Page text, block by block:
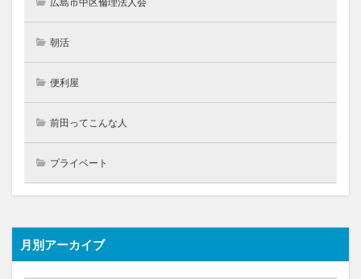
朝活
便利屋
前田ってこんな人
プライベート
月別アーカイブ